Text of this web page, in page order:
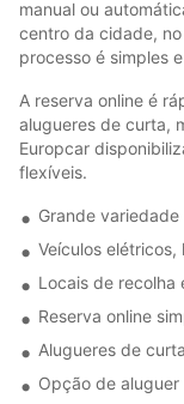
manual ou
centro da cidade,
processo é simples
A reserva online é
alugueres de curta,
Europcar
flexíveis.
Grande
Veículos
Locais de recolha
Reserva online
Alugueres de
Opção de aluguer